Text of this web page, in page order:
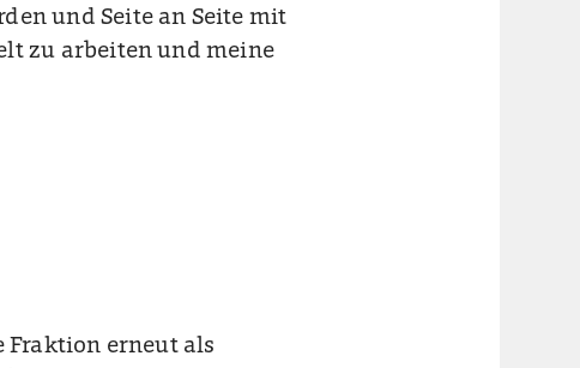
und Seite an Seite mit
zu arbeiten und meine
Fraktion erneut als